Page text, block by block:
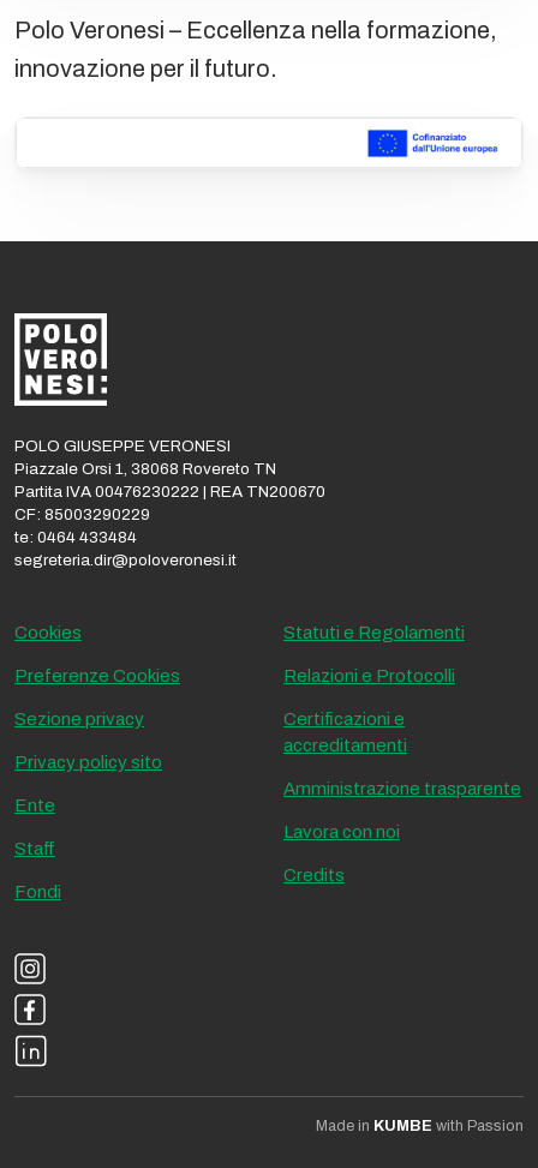
Polo Veronesi – Eccellenza nella formazione,
innovazione per il futuro.
POLO GIUSEPPE VERONESI
Piazzale Orsi 1, 38068 Rovereto TN
Partita IVA 00476230222 | REA TN200670
CF: 85003290229
te: 0464 433484
segreteria.dir@poloveronesi.it
Cookies
Preferenze Cookies
Sezione privacy
Privacy policy sito
Ente
Staff
Fondi
Statuti e Regolamenti
Relazioni e Protocolli
Certificazioni e
accreditamenti
Amministrazione trasparente
Lavora con noi
Credits
Made in KUMBE with Passion